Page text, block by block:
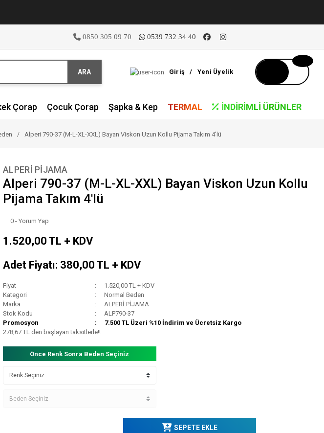
0850 305 09 70 0539 732 34 40
ARA Giriş / Yeni Üyelik
Çorap Çocuk Çorap Şapka & Kep TERMAL İNDIRIMLI ÜRÜNLER
Alperi 790-37 (M-L-XL-XXL) Bayan Viskon Uzun Kollu Pijama Takım 4'lü
ALPERİ PİJAMA
Alperi 790-37 (M-L-XL-XXL) Bayan Viskon Uzun Kollu
Pijama Takım 4'lü
0 - Yorum Yap
1.520,00 TL + KDV
Adet Fiyatı: 380,00 TL + KDV
Fiyat
1.520,00 TL + KDV
Kategori
Normal Beden
Marka
ALPERİ PİJAMA
Stok Kodu
ALP790-37
Promosyon
7.500 TL Üzeri %10 İndirim ve Ücretsiz Kargo
278,67 TL den başlayan taksitlerle!!
Önce Renk Sonra Beden Seçiniz
SEPETE EKLE